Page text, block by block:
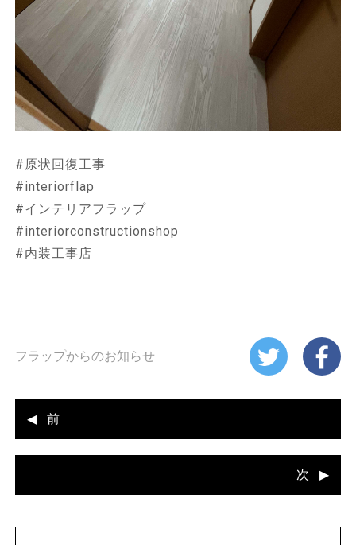
#原状回復工事
#interiorflap
#インテリアフラップ
#interiorconstructionshop
#内装工事店
フラップからのお知らせ
前
次